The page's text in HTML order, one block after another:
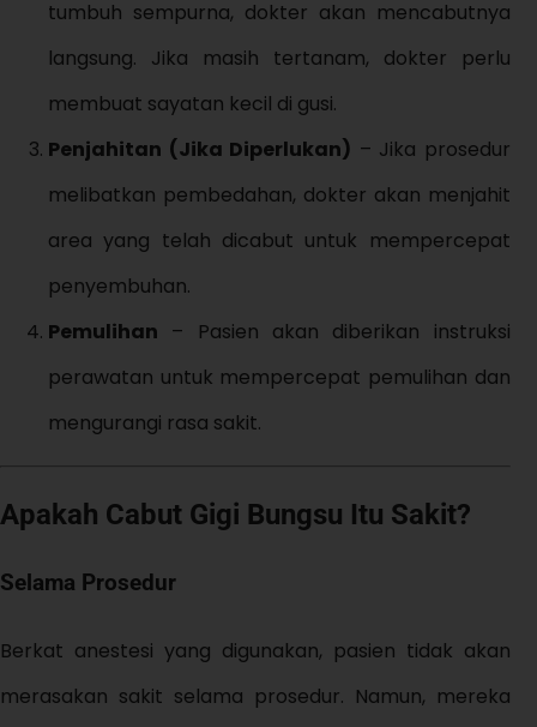
tumbuh sempurna, dokter akan mencabutnya
langsung. Jika masih tertanam, dokter perlu
membuat sayatan kecil di gusi.
Penjahitan (Jika Diperlukan) – Jika prosedur
melibatkan pembedahan, dokter akan menjahit
area yang telah dicabut untuk mempercepat
penyembuhan.
Pemulihan – Pasien akan diberikan instruksi
perawatan untuk mempercepat pemulihan dan
mengurangi rasa sakit.
Apakah Cabut Gigi Bungsu Itu Sakit?
Selama Prosedur
Berkat anestesi yang digunakan, pasien tidak akan
merasakan sakit selama prosedur. Namun, mereka